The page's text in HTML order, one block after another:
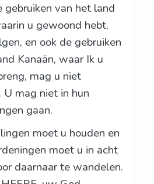
gebruiken van het land
u gewoond hebt,
en ook de gebruiken
Kanaän, waar Ik u
mag u niet
U mag niet in hun
gaan.
moet u houden en
moet u in acht
daarnaar te wandelen.